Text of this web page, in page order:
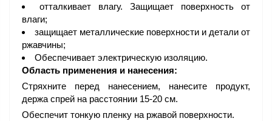
отталкивает влагу. Защищает поверхность от
влаги;
защищает металлические поверхности и детали от
ржавчины;
Обеспечивает электрическую изоляцию.
Область применения и нанесения:
Стряхните перед нанесением, нанесите продукт,
держа спрей на расстоянии 15-20 см.
Обеспечит тонкую пленку на ржавой поверхности.